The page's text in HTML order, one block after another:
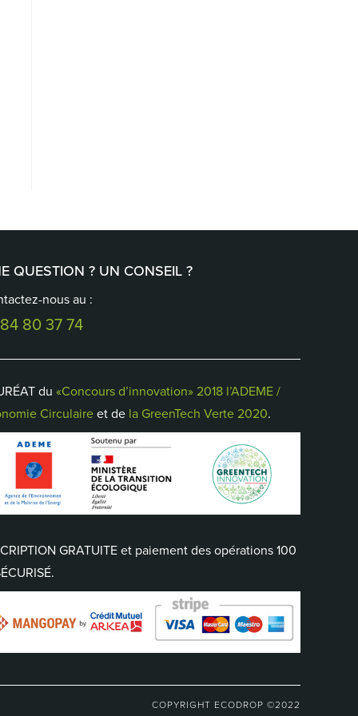
QUESTION ? UN CONSEIL ?
nous au :
80 37 74
du «Concours d’innovation» 2018 l’ADEME /
Circulaireet de la GreenTech Verte 2020.
GRATUITE et paiement des opérations 100
COPYRIGHT ECODROP ©2022